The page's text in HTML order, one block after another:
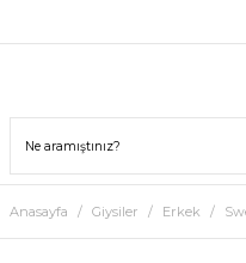
Anasayfa Giysiler Erkek